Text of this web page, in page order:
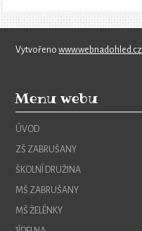
Vytvořenowww.webnadohled.cz
Menu webu
ÚVOD
ZŠ ZABRUŠANY
ŠKOLNÍ DRUŽINA
MŠ ZABRUŠANY
MŠ ŽELÉNKY